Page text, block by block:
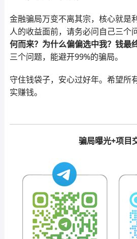
金融骗局万变不离其宗，核心就是
人的收益面前，请务必问自己三个问
何而来？为什么偏偏选中我？钱最
三个问题，能避开99%的骗局。
守住钱袋子，安心过好年。希望所
实赚钱。
骗局曝光+项目